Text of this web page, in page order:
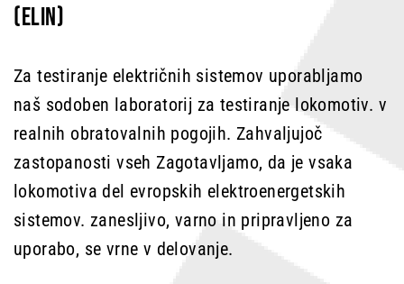
(ELIN)
Za testiranje električnih sistemov uporabljamo
naš sodoben laboratorij za testiranje lokomotiv. v
realnih obratovalnih pogojih. Zahvaljujoč
zastopanosti vsehZagotavljamo, da je vsaka
lokomotiva del evropskih elektroenergetskih
sistemov. zanesljivo, varno in pripravljeno za
uporabo, se vrne v delovanje.